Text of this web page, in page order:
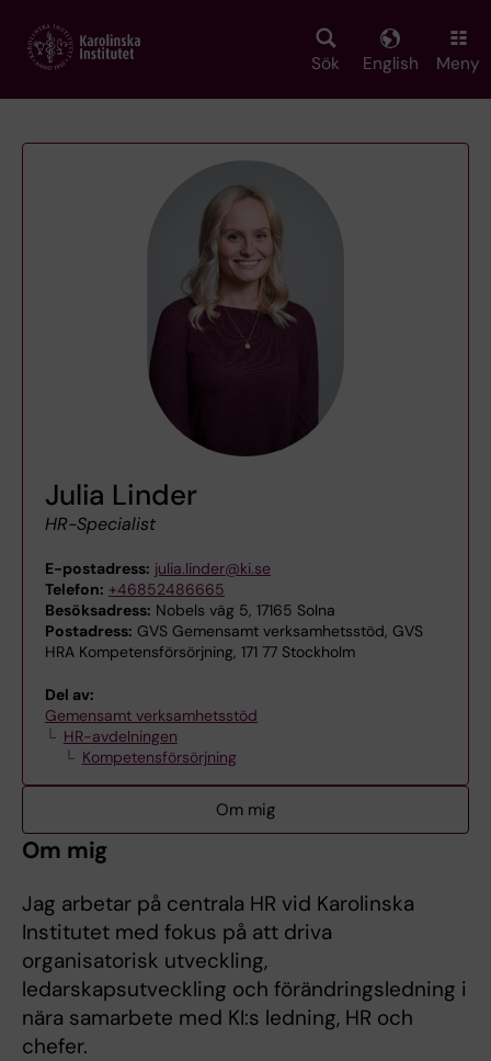
main
Sök English Meny
Julia Linder
HR-Specialist
E-postadress: julia.linder@ki.se
Telefon: +46852486665
Besöksadress: Nobels väg 5, 17165 Solna
Postadress: GVS Gemensamt verksamhetsstöd, GVS
HRA Kompetensförsörjning, 171 77 Stockholm
Del av:
Gemensamt verksamhetsstöd
HR-avdelningen
Kompetensförsörjning
Om mig
Om mig
Jag arbetar på centrala HR vid Karolinska
Institutet med fokus på att driva
organisatorisk utveckling,
ledarskapsutveckling och förändringsledning i
nära samarbete med KI:s ledning, HR och
chefer.